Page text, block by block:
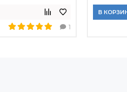
1
В